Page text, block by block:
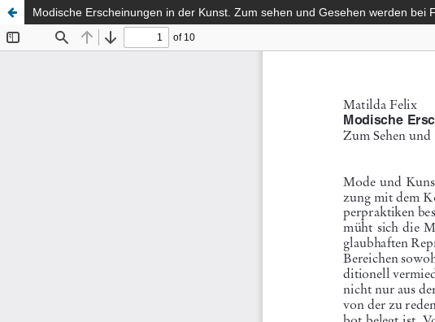
Modische Erscheinungen in der Kunst. Zum sehen und Gesehen werden bei